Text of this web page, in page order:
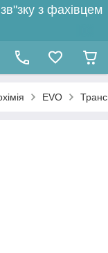
з фахівцем
EVO